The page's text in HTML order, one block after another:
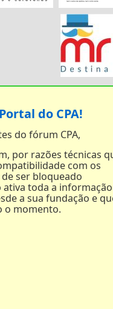
do CPA!
do fórum CPA,
por razões técnicas
com os
ser bloqueado
toda a informação
a sua fundação e
o momento.